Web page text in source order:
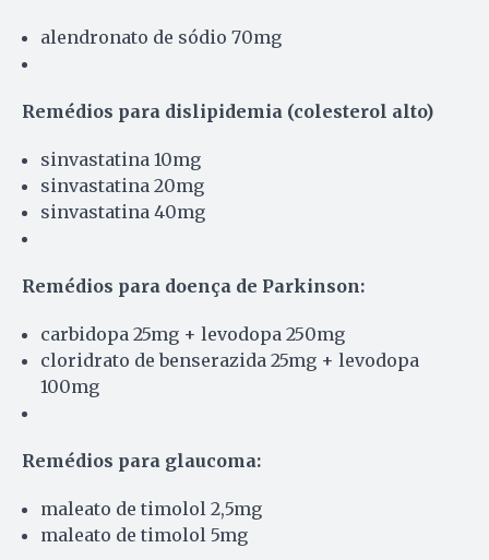
alendronato de sódio 70mg
Remédios para dislipidemia (colesterol alto)
sinvastatina 10mg
sinvastatina 20mg
sinvastatina 40mg
Remédios para doença de Parkinson:
carbidopa 25mg + levodopa 250mg
cloridrato de benserazida 25mg + levodopa
100mg
Remédios para glaucoma:
maleato de timolol 2,5mg
maleato de timolol 5mg